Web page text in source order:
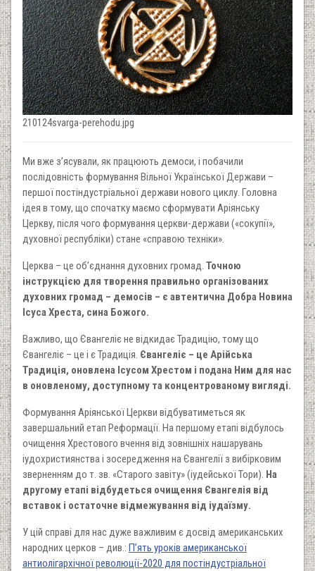
210124svarga-perehodu.jpg
Ми вже з’ясували, як працюють демоси, і побачили
послідовність формування Вільної Української Держави –
першої постіндустріальної держави нового циклу. Головна
ідея в тому, що спочатку маємо сформувати Аріянську
Церкву, після чого формування церкви-держави («сокупії»,
духовної республіки) стане «справою техніки».
Церква – це об’єднання духовних громад. Точною
інструкцією для творення правильно організованих
духовних громад – демосів – є автентична Добра Новина
Ісуса Хреста, сина Божого.
Важливо, що Євангеліє не відкидає Традицію, тому що
Євангеліє – це і є Традиція. Євангеліє – це Арійська
Традиція, оновлена Ісусом Хрестом і подана Ним для нас
в оновленому, доступному та концентрованому вигляді.
Формування Аріянської Церкви відбуватиметься як
завершальний етап Реформації. На першому етапі відбулось
очищення Хрестового вчення від зовнішніх нашарувань
іудохристиянства і зосередження на Євангелії з вибірковим
зверненням до т. зв. «Старого завіту» (іудейської Тори). На
другому етапі відбудеться очищення Євангелія від
вставок і остаточне відмежування від іудаїзму.
У цій справі для нас дуже важливим є досвід американських
народних церков – див.: П’ять уроків американської
антиолігархічної революції-2020 для постіндустріальної